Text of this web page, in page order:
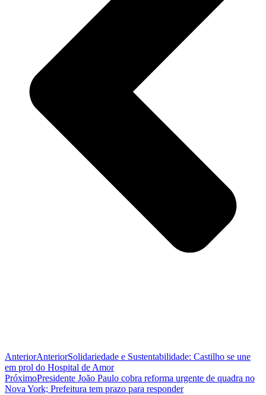
AnteriorAnteriorSolidariedade e Sustentabilidade: Castilho se une
em prol do Hospital de Amor
PróximoPresidente João Paulo cobra reforma urgente de quadra no
Nova York; Prefeitura tem prazo para responder